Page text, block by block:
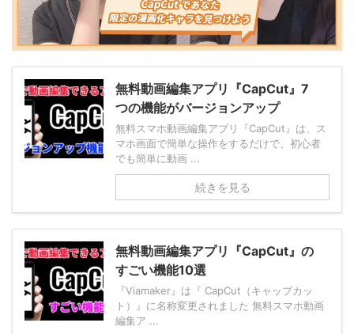
無料動画編集アプリ『CapCut』7
つの機能がバージョンアップ
無料スマホ動画編集アプリ『CapCut』は、ス
マホ画面で簡単な操作をするだけで、初心者
でも簡単に動画 ...
続きを見る
無料動画編集アプリ『CapCut』の
すごい機能10選
『Viamaker』は『 CapCut（キャップカッ
ト）』に名称変更されました 無料スマホ動画
編集ア ...